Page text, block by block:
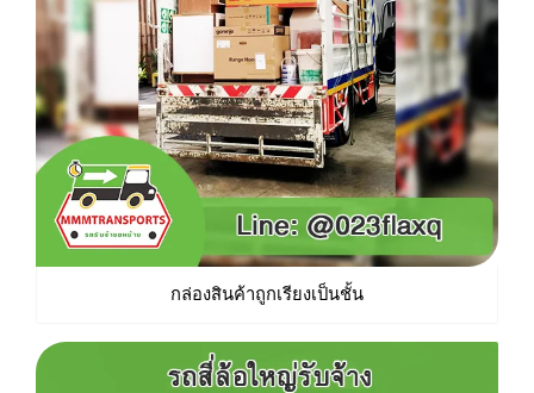
กล่องสินค้าถูกเรียงเป็นชั้น